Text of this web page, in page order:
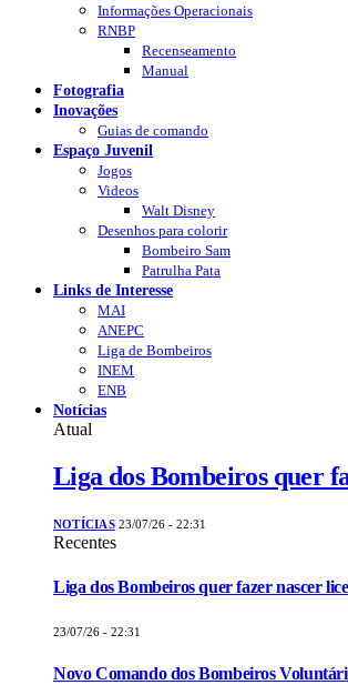
Informações Operacionais
RNBP
Recenseamento
Manual
Fotografia
Inovações
Guias de comando
Espaço Juvenil
Jogos
Videos
Walt Disney
Desenhos para colorir
Bombeiro Sam
Patrulha Pata
Links de Interesse
MAI
ANEPC
Liga de Bombeiros
INEM
ENB
Notícias
Atual
Liga dos Bombeiros quer
NOTÍCIAS 23/07/26 - 22:31
Recentes
Liga dos Bombeiros quer fazer nascer
23/07/26 - 22:31
Novo Comando dos Bombeiros